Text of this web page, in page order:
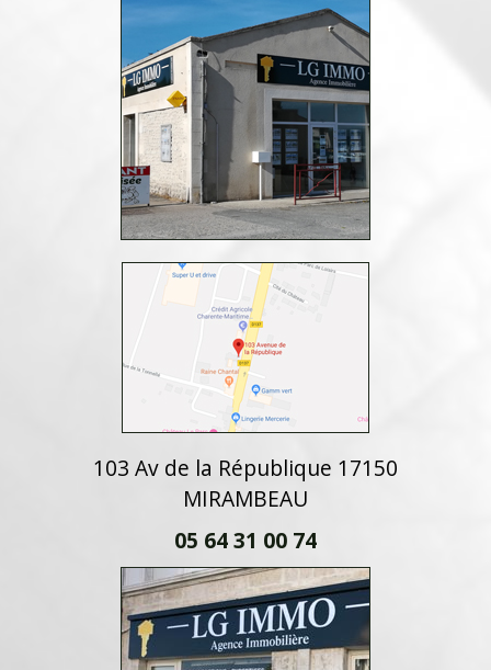
103 Av de la République 17150
MIRAMBEAU
05 64 31 00 74